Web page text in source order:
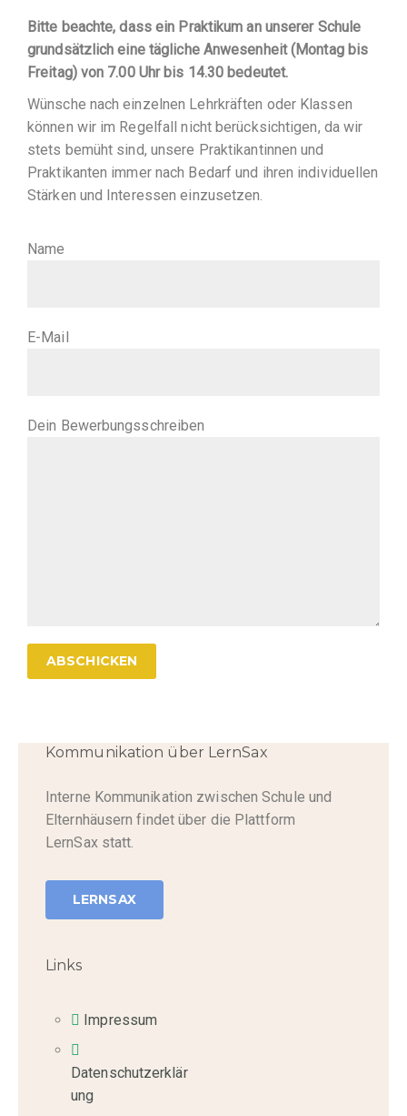
Bitte beachte, dass ein Praktikum an unserer Schule
grundsätzlich eine tägliche Anwesenheit (Montag bis
Freitag) von 7.00 Uhr bis 14.30 bedeutet.
Wünsche nach einzelnen Lehrkräften oder Klassen
können wir im Regelfall nicht berücksichtigen, da wir
stets bemüht sind, unsere Praktikantinnen und
Praktikanten immer nach Bedarf und ihren individuellen
Stärken und Interessen einzusetzen.
Name
E-Mail
Dein Bewerbungsschreiben
Kommunikation über LernSax
Interne Kommunikation zwischen Schule und
Elternhäusern findet über die Plattform
LernSax statt.
LERNSAX
Links
Impressum
Datenschutzerklär
ung